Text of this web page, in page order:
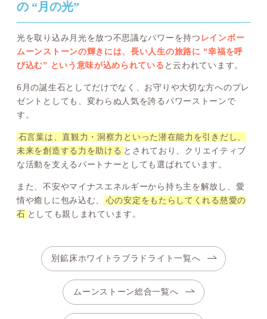
の “月の光”
光を取り込み月光を放つ不思議なパワーを持つ レインボー
ムーンストーンの輝きには、長い人生の旅路に “幸福を呼
び込む” という意味が込められている と云われています。
6月の誕生石としてだけでなく、お守りや大切な方へのプレ
ゼントとしても、変わらぬ人気を誇るパワーストーンで
す。
石言葉は、直観力・洞察力といった潜在能力を引きだし、
未来を創造する力を助ける とされており、クリエイティブ
な活動を支えるパートナーとしても選ばれています。
また、不安やマイナスエネルギーから持ち主を解放し、愛
情や癒しに包み込む、
心の安定をもたらしてくれる慈愛の
石 としても親しまれています。
別鉱床ホワイトラブラドライト一覧へ
ムーンストーン総合一覧へ